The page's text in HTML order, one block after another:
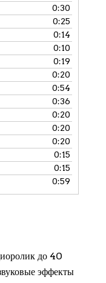
0:30
0:25
0:14
0:10
0:19
0:20
0:54
0:36
0:20
0:20
0:20
0:15
0:15
0:59
до 40
эффекты